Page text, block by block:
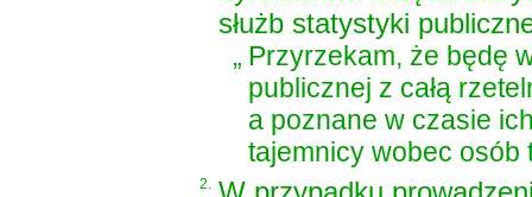
służb statystyki
„ Przyrzekam, że będę
publicznej z całą
a poznane w czasie
tajemnicy wobec osób
2.